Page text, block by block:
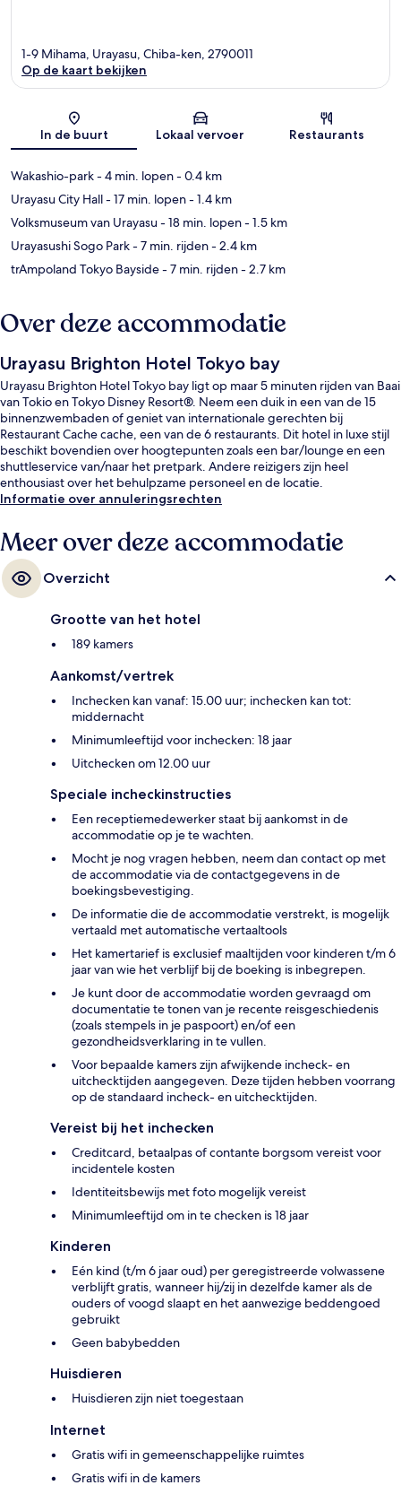
Kaart
1-9 Mihama, Urayasu, Chiba-ken, 2790011
Op de kaart bekijken
In de buurt Lokaal vervoer Restaurants
Wakashio-park- 4 min. lopen- 0.4 km
Urayasu City Hall- 17 min. lopen- 1.4 km
Volksmuseum van Urayasu- 18 min. lopen- 1.5 km
Urayasushi Sogo Park- 7 min. rijden- 2.4 km
trAmpoland Tokyo Bayside- 7 min. rijden- 2.7 km
Over deze accommodatie
Urayasu Brighton Hotel Tokyo bay
Urayasu Brighton Hotel Tokyo bay ligt op maar 5 minuten rijden van Baai
van Tokio en Tokyo Disney Resort®. Neem een duik in een van de 15
binnenzwembaden of geniet van internationale gerechten bij
Restaurant Cache cache, een van de 6 restaurants. Dit hotel in luxe stijl
beschikt bovendien over hoogtepunten zoals een bar/lounge en een
shuttleservice van/naar het pretpark. Andere reizigers zijn heel
enthousiast over het behulpzame personeel en de locatie.
Informatie over annuleringsrechten
Meer over deze accommodatie
Overzicht
Grootte van het hotel
189 kamers
Aankomst/vertrek
Inchecken kan vanaf: 15.00 uur; inchecken kan tot:
middernacht
Minimumleeftijd voor inchecken: 18 jaar
Uitchecken om 12.00 uur
Speciale incheckinstructies
Een receptiemedewerker staat bij aankomst in de
accommodatie op je te wachten.
Mocht je nog vragen hebben, neem dan contact op met
de accommodatie via de contactgegevens in de
boekingsbevestiging.
De informatie die de accommodatie verstrekt, is mogelijk
vertaald met automatische vertaaltools
Het kamertarief is exclusief maaltijden voor kinderen t/m 6
jaar van wie het verblijf bij de boeking is inbegrepen.
Je kunt door de accommodatie worden gevraagd om
documentatie te tonen van je recente reisgeschiedenis
(zoals stempels in je paspoort) en/of een
gezondheidsverklaring in te vullen.
Voor bepaalde kamers zijn afwijkende incheck- en
uitchecktijden aangegeven. Deze tijden hebben voorrang
op de standaard incheck- en uitchecktijden.
Vereist bij het inchecken
Creditcard, betaalpas of contante borgsom vereist voor
incidentele kosten
Identiteitsbewijs met foto mogelijk vereist
Minimumleeftijd om in te checken is 18 jaar
Kinderen
Eén kind (t/m 6 jaar oud) per geregistreerde volwassene
verblijft gratis, wanneer hij/zij in dezelfde kamer als de
ouders of voogd slaapt en het aanwezige beddengoed
gebruikt
Geen babybedden
Huisdieren
Huisdieren zijn niet toegestaan
Internet
Gratis wifi in gemeenschappelijke ruimtes
Gratis wifi in de kamers